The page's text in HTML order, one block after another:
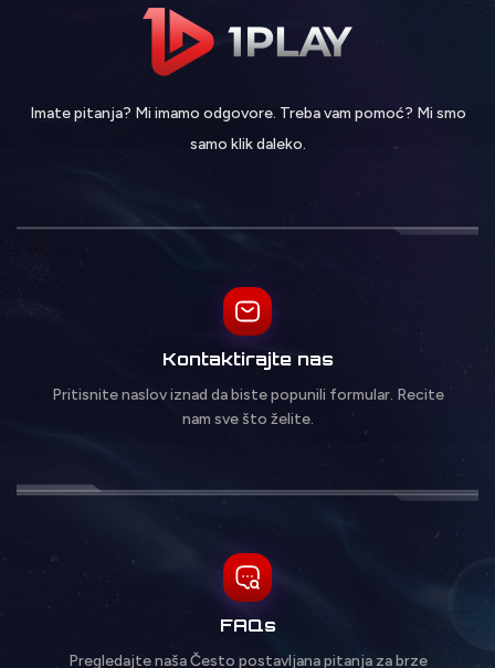
Imate pitanja? Mi imamo odgovore. Treba vam pomoć? Mi smo
samo klik daleko.
Kontaktirajte nas
Pritisnite naslov iznad da biste popunili formular. Recite
nam sve što želite.
FAQs
Pregledajte naša Često postavljana pitanja za brze